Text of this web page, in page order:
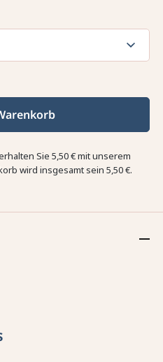
Sie 5,50 €mit unserem
wird insgesamt sein 5,50 €.